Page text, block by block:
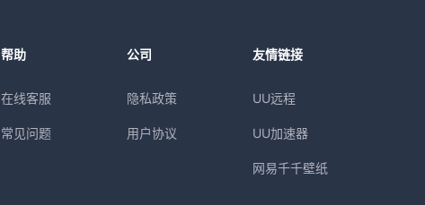
帮助
在线客服
常见问题
公司
隐私政策
用户协议
友情链接
UU远程
UU加速器
网易千千壁纸